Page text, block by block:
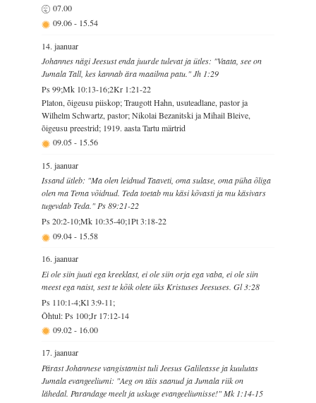
07.00
09.06- 15.54
14. jaanuar
Johannes nägi Jeesust enda juurde tulevat ja ütles: "Vaata, see on
Jumala Tall, kes kannab ära maailma patu." Jh 1:29
Ps 99;Mk 10:13-16;2Kr 1:21-22
Platon, õigeusu piiskop; Traugott Hahn, usuteadlane, pastor ja
Wilhelm Schwartz, pastor; Nikolai Bezanitski ja Mihail Bleive,
õigeusu preestrid; 1919. aasta Tartu märtrid
09.05- 15.56
15. jaanuar
Issand ütleb: "Ma olen leidnud Taaveti, oma sulase, oma püha õliga
olen ma Tema võidnud. Teda toetab mu käsi kõvasti ja mu käsivars
tugevdab Teda." Ps 89:21-22
Ps 20:2-10;Mk 10:35-40;1Pt 3:18-22
09.04- 15.58
16. jaanuar
Ei ole siin juuti ega kreeklast, ei ole siin orja ega vaba, ei ole siin
meest ega naist, sest te kõik olete üks Kristuses Jeesuses. Gl 3:28
Ps 110:1-4;Kl 3:9-11;
Õhtul: Ps 100;Jr 17:12-14
09.02- 16.00
17. jaanuar
Pärast Johannese vangistamist tuli Jeesus Galileasse ja kuulutas
Jumala evangeeliumi: "Aeg on täis saanud ja Jumala riik on
lähedal. Parandage meelt ja uskuge evangeeliumisse!" Mk 1:14-15